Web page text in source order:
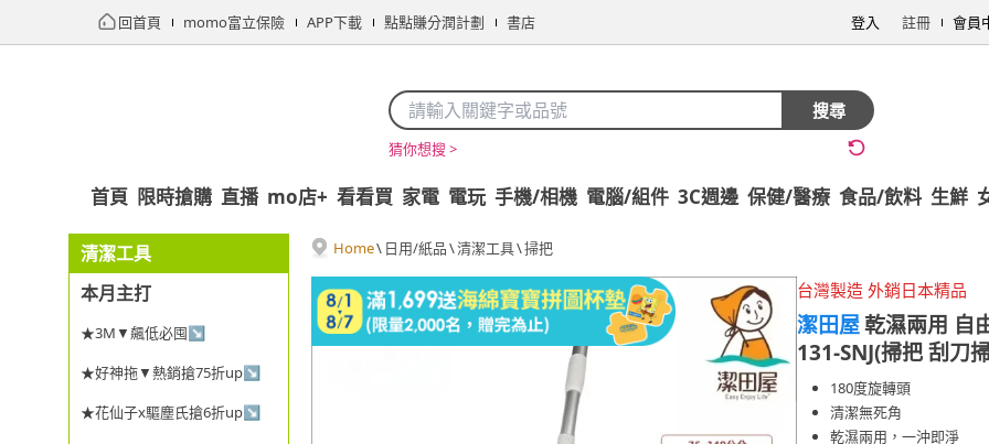
回首頁 momo富立保險 APP下載 點點賺分潤計劃 書店 登入 註冊 會員
搜尋
猜你想搜 >
首頁 限時搶購 直播 mo店+ 看看買 家電 電玩 手機/相機 電腦/組件 3C週邊 保健/醫療 食品/飲料 生鮮
清潔工具
本月主打
★3M▼飆低必囤↘
★好神拖▼熱銷搶75折up↘
★花仙子x驅塵氏搶6折up↘
Home\ 日用/紙品\清潔工具\掃把
台灣製造 外銷日本精品
潔田屋乾濕兩用 自
131-SNJ(掃把 刮刀
180度旋轉頭
清潔無死角
乾濕兩用，一沖即淨